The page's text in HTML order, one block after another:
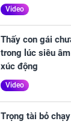
Video
Thấy con gái
trong lúc siêu
xúc động
Video
Trọng tài bỏ